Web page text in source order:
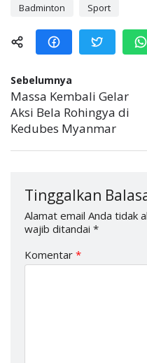
Badminton Sport
Sebelumnya
Massa Kembali Gelar
Aksi Bela Rohingya di
Kedubes Myanmar
Tinggalkan
Alamat email Anda tidak
wajib ditandai *
Komentar *